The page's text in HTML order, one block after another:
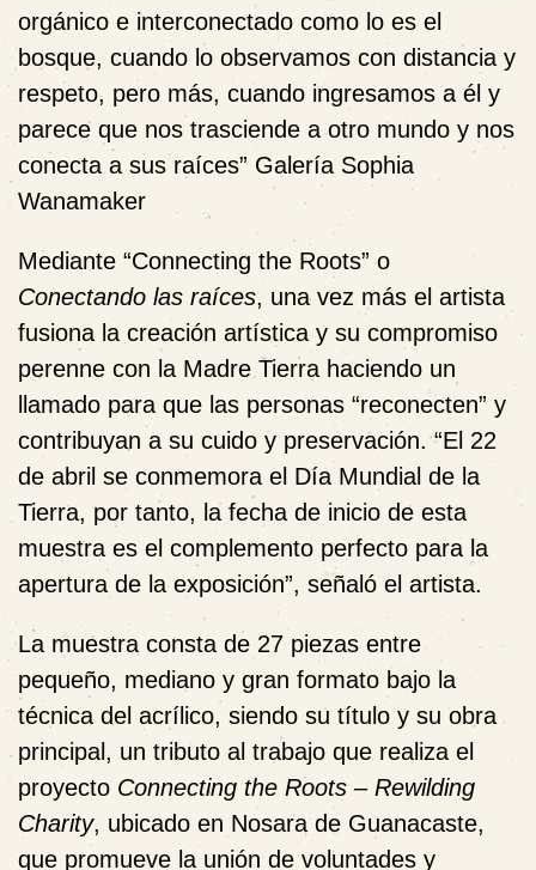
orgánico e interconectado como lo es el
bosque, cuando lo observamos con distancia y
respeto, pero más, cuando ingresamos a él y
parece que nos trasciende a otro mundo y nos
conecta a sus raíces” Galería Sophia
Wanamaker
Mediante “Connecting the Roots” o
Conectando las raíces, una vez más el artista
fusiona la creación artística y su compromiso
perenne con la Madre Tierra haciendo un
llamado para que las personas “reconecten” y
contribuyan a su cuido y preservación. “El 22
de abril se conmemora el Día Mundial de la
Tierra, por tanto, la fecha de inicio de esta
muestra es el complemento perfecto para la
apertura de la exposición”, señaló el artista.
La muestra consta de 27 piezas entre
pequeño, mediano y gran formato bajo la
técnica del acrílico, siendo su título y su obra
principal, un tributo al trabajo que realiza el
proyecto Connecting the Roots – Rewilding
Charity, ubicado en Nosara de Guanacaste,
que promueve la unión de voluntades y